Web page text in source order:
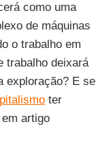
como uma
de máquinas
o trabalho em
trabalho deixará
exploração? E se
ter
em artigo